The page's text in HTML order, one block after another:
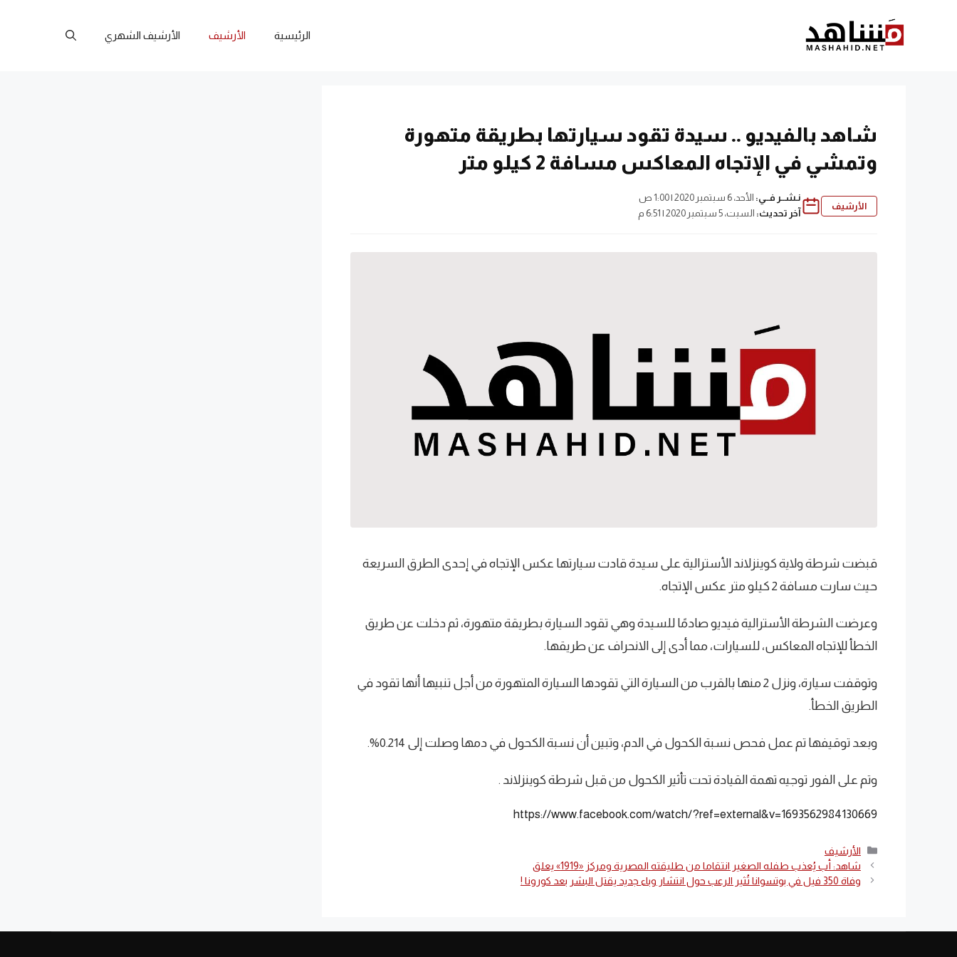
الرئيسية الأرشيف الأرشيف الشهري
شاهد بالفيديو .. سيدة تقود سيارتها بطريقة متهورة
وتمشي في الإتجاه المعاكس مسافة 2 كيلو متر
الأرشيف
نـشــر فــي: الأحد، 6 سبتمبر 2020 | 1:00 ص
آخر تحديث: السبت، 5 سبتمبر 2020 | 6:51 م
قبضت شرطة ولاية كوينزلاند الأسترالية على سيدة قادت سيارتها عكس الإتجاه في إحدى الطرق السريعة
حيث سارت مسافة 2 كيلو متر عكس الإتجاه.
وعرضت الشرطة الأسترالية فيديو صادمًا للسيدة وهي تقود السيارة بطريقة متهورة، ثم دخلت عن طريق
الخطأ للإتجاه المعاكس، للسيارات، مما أدى إلى الانحراف عن طريقها.
وتوقفت سيارة، ونزل 2 منها بالقرب من السيارة التي تقودها السيارة المتهورة من أجل تنبيها أنها تقود في
الطريق الخطأ.
وبعد توقيفها تم عمل فحص نسبة الكحول في الدم، وتبين أن نسبة الكحول في دمها وصلت إلى 0.214%.
وتم على الفور توجيه تهمة القيادة تحت تأثير الكحول من قبل شرطة كوينزلاند .
https://www.facebook.com/watch/?ref=external&v=1693562984130669
التصنيفات
الأرشيف
شاهد: أب يُعذب طفله الصغير انتقاما من طليقته المصرية ومركز «1919» يعلق
وفاة 350 فيل في بوتسوانا تُثير الرعب حول انتشار وباء جديد يقتل البشر بعد كورونا !